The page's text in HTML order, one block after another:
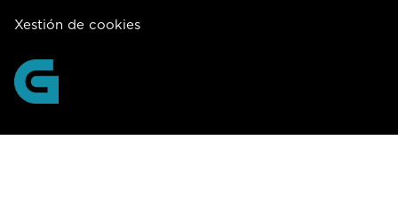
Xestión de cookies